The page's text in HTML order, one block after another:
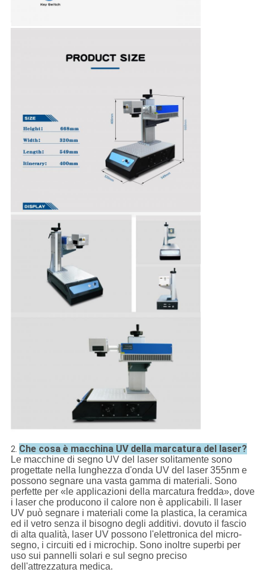
2. Che cosa è macchina UV della marcatura del laser?
Le macchine di segno UV del laser solitamente sono
progettate nella lunghezza d'onda UV del laser 355nm e
possono segnare una vasta gamma di materiali. Sono
perfette per «le applicazioni della marcatura fredda», dove
i laser che producono il calore non è applicabili. Il laser
UV può segnare i materiali come la plastica, la ceramica
ed il vetro senza il bisogno degli additivi. dovuto il fascio
di alta qualità, laser UV possono l'elettronica del micro-
segno, i circuiti ed i microchip. Sono inoltre superbi per
uso sui pannelli solari e sul segno preciso
dell'attrezzatura medica.